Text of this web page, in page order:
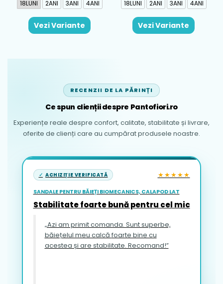
18LUNI 2ANI 3ANI 4ANI
Vezi Variante
18LUNI 2ANI 3ANI 4ANI
Vezi Variante
RECENZII DE LA PĂRINȚI
Ce spun clienții despre Pantofiori.ro
Experiențe reale despre confort, calitate, stabilitate și livrare,
oferite de clienți care au cumpărat produsele noastre.
ACHIZIȚIE VERIFICATĂ ★★★★★
SANDALE PENTRU BĂIEȚI BIOMECANICS, CALAPOD LAT
Stabilitate foarte bună pentru cel mic
„Azi am primit comanda. Sunt superbe,
băiețelul meu calcă foarte bine cu
acestea și are stabilitate. Recomand!”